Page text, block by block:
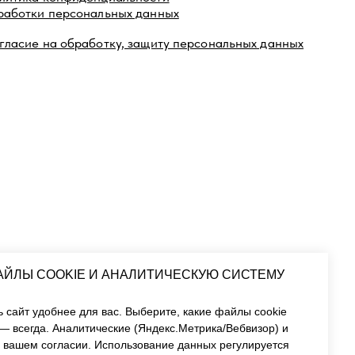
COOKIE И АНАЛИТИЧЕСКУЮ СИСТЕМУ
удобнее для вас. Выберите, какие файлы cookie
всегда. Аналитические (Яндекс.Метрика/Вебвизор) и
согласии. Использование данных регулируется